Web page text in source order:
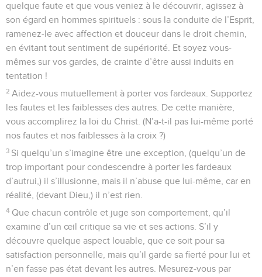
quelque faute et que vous veniez à le découvrir, agissez à
son égard en hommes spirituels : sous la conduite de l’Esprit,
ramenez-le avec affection et douceur dans le droit chemin,
en évitant tout sentiment de supériorité. Et soyez vous-
mêmes sur vos gardes, de crainte d’être aussi induits en
tentation !
2 Aidez-vous mutuellement à porter vos fardeaux. Supportez
les fautes et les faiblesses des autres. De cette manière,
vous accomplirez la loi du Christ. (N’a-t-il pas lui-même porté
nos fautes et nos faiblesses à la croix ?)
3 Si quelqu’un s’imagine être une exception, (quelqu’un de
trop important pour condescendre à porter les fardeaux
d’autrui,) il s’illusionne, mais il n’abuse que lui-même, car en
réalité, (devant Dieu,) il n’est rien.
4 Que chacun contrôle et juge son comportement, qu’il
examine d’un œil critique sa vie et ses actions. S’il y
découvre quelque aspect louable, que ce soit pour sa
satisfaction personnelle, mais qu’il garde sa fierté pour lui et
n’en fasse pas état devant les autres. Mesurez-vous par